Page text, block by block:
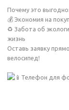
Почему это выгодно:
💰 Экономия на
♻️ Забота об
жизнь
Оставь заявку
велосипед!
Телефон для